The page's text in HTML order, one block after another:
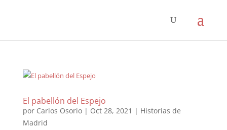
El pabellón del Espejo
por Carlos Osorio| Oct 28, 2021 | Historias de
Madrid